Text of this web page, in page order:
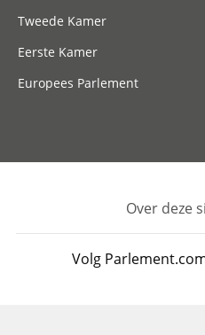
Tweede Kamer
Eerste Kamer
Europees Parlement
Footer
Over deze
Volg